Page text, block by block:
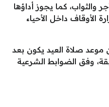
والثواب، كما يجوز أداؤها
الأوقاف داخل الأحياء
صلاة العيد يكون بعد
بنحو 20 دقيقة، وفق الضوابط الشرعية